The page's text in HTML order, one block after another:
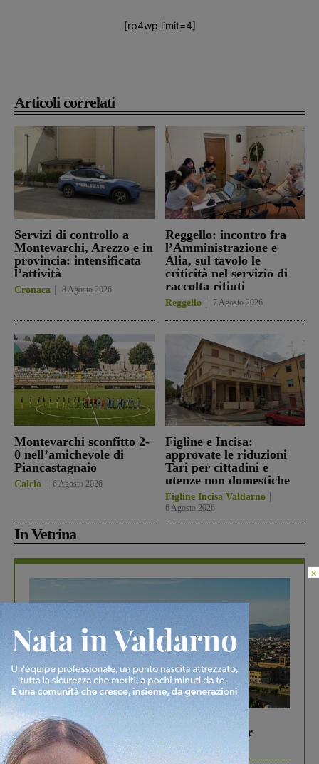
Articoli correlati
Servizi di controllo a
Montevarchi, Arezzo e in
provincia: intensificata
l’attività
Cronaca 8 Agosto 2026
Reggello: incontro fra
l’Amministrazione e
Alia, sul tavolo le
criticità nel servizio di
raccolta rifiuti
Reggello 7 Agosto 2026
Montevarchi sconfitto 2-
0 nell’amichevole di
Piancastagnaio
Calcio 6 Agosto 2026
Figline e Incisa:
approvate le riduzioni
Tari per cittadini e
utenze non domestiche
Figline Incisa Valdarno
6 Agosto 2026
In Vetrina
In vetrina 6 Agosto 2026
Gita di famiglia a Firenze: 5 idee per far
divertire i tuoi figli
[rp4wp limit=4]
×